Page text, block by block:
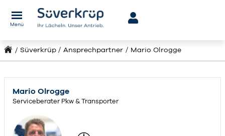
Menü
Süverkrüp Ansprechpartner Mario Olrogge
Mario Olrogge
Serviceberater Pkw & Transporter